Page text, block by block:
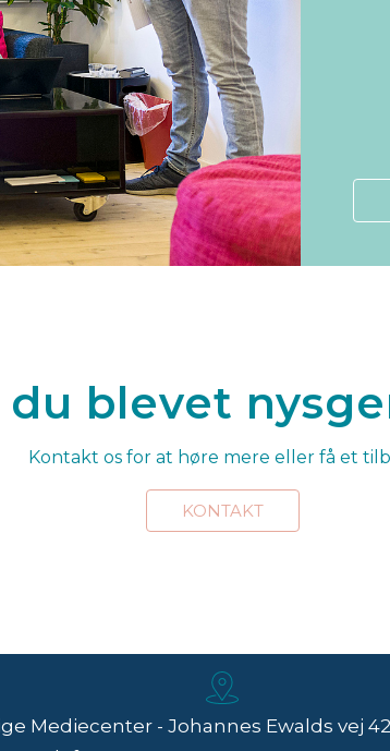
du blevet
Kontakt os for at høre mere eller få et
KONTAKT
Mediecenter - Johannes Ewalds vej